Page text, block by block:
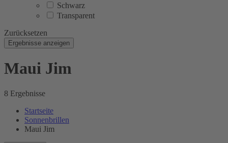
Schwarz
Transparent
Zurücksetzen
Ergebnisse anzeigen
Maui Jim
8 Ergebnisse
Startseite
Sonnenbrillen
Maui Jim